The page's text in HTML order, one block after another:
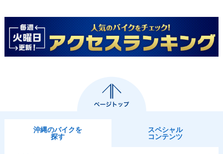
沖縄のバイクを
探す
スペシャル
コンテンツ